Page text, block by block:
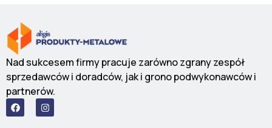
Nad sukcesem firmy pracuje zarówno zgrany zespół
sprzedawców i doradców, jak i grono podwykonawców i
partnerów.
F
a
c
I
n
s